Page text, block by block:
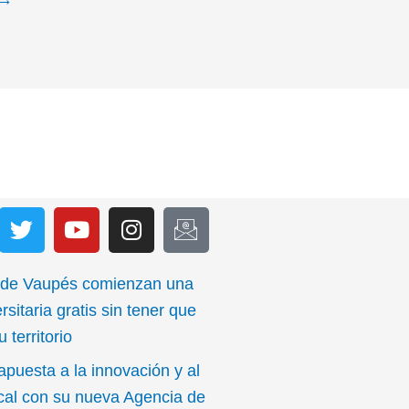
T
w
t
t
e
Y
o
t
u
I
n
t
a
a
m
I
c
n
-
a
i
Vaupés comienzan una
gratis sin tener que
territorio
a la innovación y al
con su nueva Agencia de